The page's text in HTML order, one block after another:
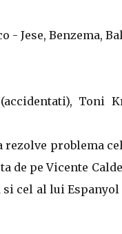
- Jese, Benzema,
Toni
problema
de pe Vicente
cel al lui Espanyol